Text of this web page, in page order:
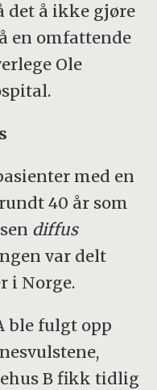
det å ikke gjøre
en omfattende
Ole
med en
40 år som
diffus
var delt
i Norge.
ble fulgt opp
B fikk tidlig